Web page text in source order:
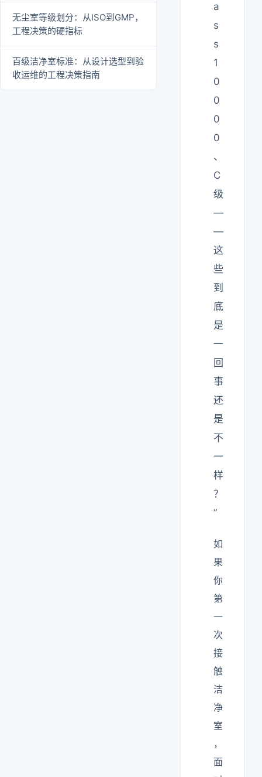
无尘室等级划分：从ISO到GMP，
工程决策的硬指标
百级洁净室标准：从设计选型到验
收运维的工程决策指南
a
s
s
1
0
0
0
0
、
C
级
—
—
这
些
到
底
是
一
回
事
还
是
不
一
样
？
”
如
果
你
第
一
次
接
触
洁
净
室
，
面